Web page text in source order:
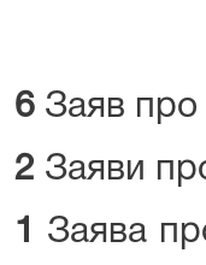
6 Заяв про
2 Заяви
1
Заява